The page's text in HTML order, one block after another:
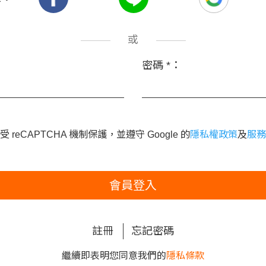
或
密碼 * ：
reCAPTCHA 機制保護，並遵守 Google 的隱私權政策及服
會員登入
註冊 忘記密碼
繼續即表明您同意我們的隱私條款